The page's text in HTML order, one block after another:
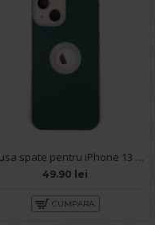
Husa spate pentru iPhone 13 - Circle Case Verde Crud & Alb
49.90 lei
CUMPARA